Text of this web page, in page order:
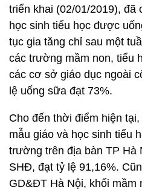
triển khai (02/01/2019), đã
học sinh tiểu học được
tục gia tăng chỉ sau một
các trường mầm non, tiểu
các cơ sở giáo dục ngoài
lệ uống sữa đạt 73%.
Cho đến thời điểm hiện
mẫu giáo và học sinh tiểu
trường trên địa bàn TP Hà
SHĐ, đạt tỷ lệ 91,16%.
GD&ĐT Hà Nội, khối mầm